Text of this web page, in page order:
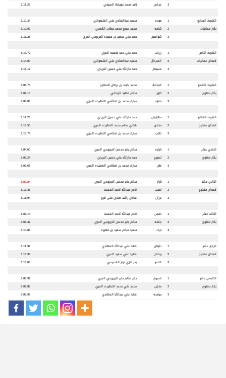
3
نبراس زايد محمد عويضة المريخي 6.11.28
الشوط السابع 1 موده سعيد عبدالهادي علي الشهواني
6.10.34
بكار عمانيات
2 شامه محمد سريع محمد حطاب الكعبي
6.10.92
3
شواهين حمد علي سعيد بن مهيره الجربوعي المري 6.11.28
الشوط الثامن 1 زرياب حمد علي حمد ملهيه المري
6.13.72
قعدان عمانيات
2 السردال سعيد عبدالهادي علي الشهواني
6.14.00
3
مسيطر حمد جارالله علي حسين البريدي 6.15.12
الشوط التاسع 1 الجذابة محمد بخيت بن برقان المقارح
6.06.74
بكار مفتوح
2 كنوز سالم فهيد الزبداني
6.07.10
3
معزه مبارك محمد بن قطامي الفهيده المري 6.08.08
الشوط العاشر 1 مهاوش حمد جارالله علي حسين البريدي
6.12.26
قعدان مفتوح
2 مخلص هادي سالم محمد الفهيده المري
6.13.50
3
لهب مبارك محمد بن قطامي الفهيده المري 6.13.74
الحادي عشر 1 كراره سالم جابر محسن الجربوعي المري
6.04.60
بكار مفتوح
2 تصريح حمد جارالله علي حسين البريدي
6.05.24
3
ظن مبارك محمد بن قطامي الفهيده المري 6.09.66
الثاني عشر 1 كرار سالم جابر محسن الجربوعي المري
6.02.84
قعدان مفتوح
2 لعيب ناصر عبدالله أحمد المسند
6.10.46
3
برزان هادي راشد هادي علي قرح 6.11.94
الثالث عشر 1 لمس ناصر عبدالله أحمد المسند
6.09.14
بكار مفتوح
2 بلشه سالم جابر محسن الجربوعي المري
6.09.42
3
ترف سعيد سالم سعيد بن مهيره 6.10.86
الرابع عشر 1 حليتان فهد علي عبدالله المهندي
6.11.32
قعدان مفتوح
2 وضاح فهيد علي سعيد المري
6.13.38
3
النصر بدر غازي نوار العصيمي 6.13.68
الخامس عشر 1 شموخ جابر سالم جابر الجربوعي المري
6.08.92
بكار مفتوح
2 مخايل محمد علي محمد الفهيده المري
6.09.86
3
مياسه فهد علي عبدالله المهندي 6.09.96